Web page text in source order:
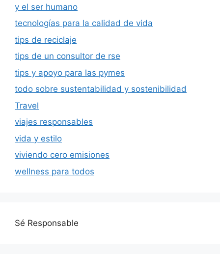
y el ser humano
tecnologías para la calidad de vida
tips de reciclaje
tips de un consultor de rse
tips y apoyo para las pymes
todo sobre sustentabilidad y sostenibilidad
Travel
viajes responsables
vida y estilo
viviendo cero emisiones
wellness para todos
Sé Responsable